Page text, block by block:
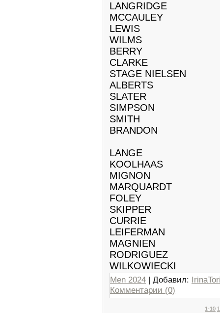
LANGRIDGE
MCCAULEY
LEWIS
WILMS
BERRY
CLARKE
STAGE NIELSEN
ALBERTS
SLATER
SIMPSON
SMITH
BRANDON
LANGE
KOOLHAAS
MIGNON
MARQUARDT
FOLEY
SKIPPER
CURRIE
LEIFERMAN
MAGNIEN
RODRIGUEZ
WILKOWIECKI
Men 2024 | Добавил:
Комментарии (0)
1-10